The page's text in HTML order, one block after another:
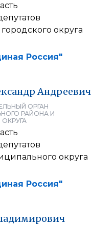
округа
Россия"
Андреевич
ОРГАН
РАЙОНА И
округа
Россия"